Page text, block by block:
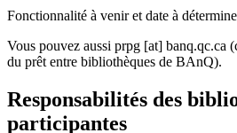
Fonctionnalité à venir et date à
Vous pouvez aussi prpg [at] banq.qc.ca
du prêt entre bibliothèques de BAnQ).
Responsabilités des
participantes